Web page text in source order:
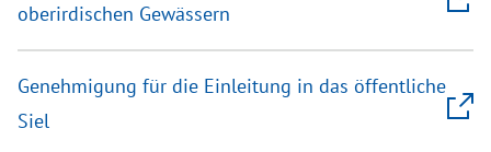
oberirdischen Gewässern
Genehmigung für die Einleitung in das öffentliche
Siel